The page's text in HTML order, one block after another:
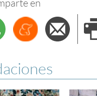
en
WhatsappMenéame